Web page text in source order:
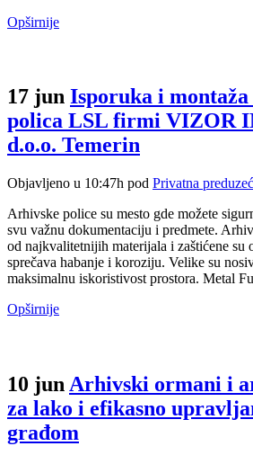
Opširnije
17 jun Isporuka i
polica LSL firmi VIZOR
d.o.o. Temerin
Objavljeno u 10:47h pod Privatna
Arhivske police su mesto gde možete
svu važnu dokumentaciju i predmete.
od najkvalitetnijih materijala i zaštićene su
sprečava habanje i koroziju. Velike su
maksimalnu iskoristivost prostora. Metal
Opširnije
10 junArhivski ormani i
za lako i efikasno
građom